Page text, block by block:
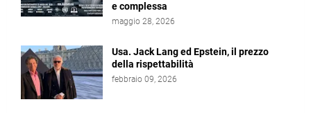
e complessa
maggio 28, 2026
Usa. Jack Lang ed Epstein, il prezzo
della rispettabilità
febbraio 09, 2026